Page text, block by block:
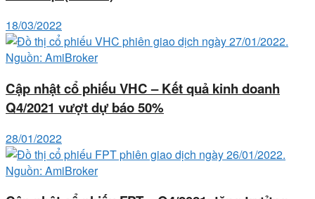
18/03/2022
Cập nhật cổ phiếu VHC – Kết quả kinh doanh
Q4/2021 vượt dự báo 50%
28/01/2022